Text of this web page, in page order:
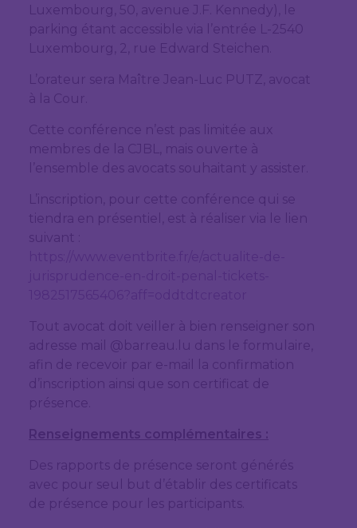
Luxembourg, 50, avenue J.F. Kennedy), le
parking étant accessible via l’entrée L-2540
Luxembourg, 2, rue Edward Steichen.
L’orateur sera Maître Jean-Luc PUTZ, avocat
à la Cour.
Cette conférence n’est pas limitée aux
membres de la CJBL, mais ouverte à
l’ensemble des avocats souhaitant y assister.
L’inscription, pour cette conférence qui se
tiendra en présentiel, est à réaliser via le lien
suivant :
Tout avocat doit veiller à bien renseigner son
adresse mail @barreau.lu dans le formulaire,
afin de recevoir par e-mail la confirmation
d’inscription ainsi que son certificat de
présence.
Renseignements complémentaires :
Des rapports de présence seront générés
avec pour seul but d’établir des certificats
de présence pour les participants.